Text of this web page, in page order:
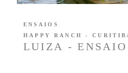
LUIZA - ENSAIO
ENSAIOS
HAPPY RANCH -